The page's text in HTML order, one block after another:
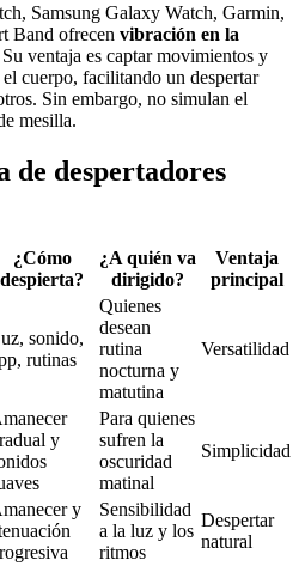
Samsung Galaxy Watch, Garmin,
Band ofrecen vibración en la
ventaja es captar movimientos y
cuerpo, facilitando un despertar
Sin embargo, no simulan el
mesilla.
de despertadores
¿Cómo
despierta?
¿A quién va
dirigido?
Ventaja
principal
sonido,
rutinas
Quienes
desean
rutina
nocturna y
matutina
Versatilidad
y
Para quienes
sufren la
oscuridad
matinal
Simplicidad
y
Sensibilidad
a la luz y los
ritmos
Despertar
natural